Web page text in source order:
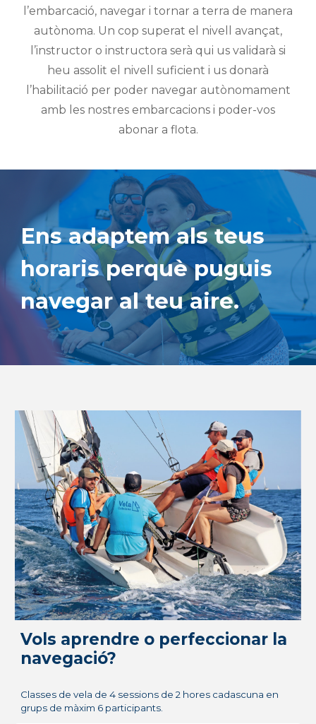
l’embarcació, navegar i tornar a terra de manera
autònoma. Un cop superat el nivell avançat,
l’instructor o instructora serà qui us validarà si
heu assolit el nivell suficient i us donarà
l’habilitació per poder navegar autònomament
amb les nostres embarcacions i poder-vos
abonar a flota.
Ens adaptem als teus
horaris perquè puguis
navegar al teu aire.
Vols aprendre o perfeccionar la
navegació?
Classes de vela de 4 sessions de 2 hores cadascuna en
grups de màxim 6 participants.